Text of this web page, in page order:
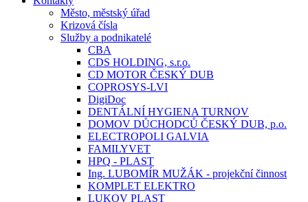
Město, městský úřad
Krizová čísla
Služby a podnikatelé
CBA
CDS HOLDING, s.r.o.
CD MOTOR ČESKÝ DUB
COPROSYS-LVI
DigiDoc
DENTÁLNÍ HYGIENA TURNOV
DOMOV DŮCHODCŮ ČESKÝ DUB, p.o.
ELECTROPOLI GALVIA
FAMILYVET
HPQ - PLAST
Ing. LUBOMÍR MUŽÁK - projekční činnost
KOMPLET ELEKTRO
LUKOV PLAST